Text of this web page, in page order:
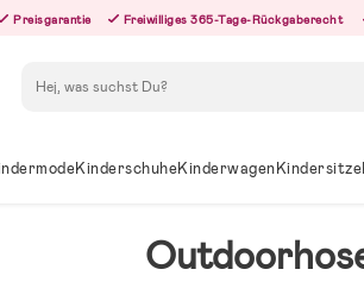
Preisgarantie Freiwilliges 365-Tage-Rückgaberecht
KinderschuheKinderwagenKindersitze